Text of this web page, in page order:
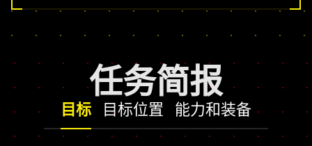
任务简报
目标 目标位置 能力和装备